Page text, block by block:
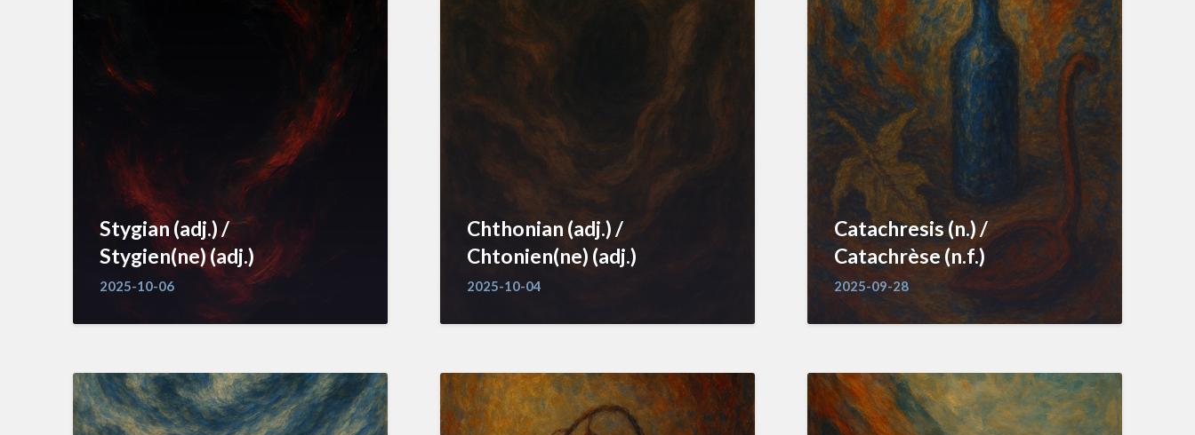
Stygian (adj.) /
Stygien(ne) (adj.)
2025-10-06
Chthonian (adj.) /
Chtonien(ne) (adj.)
2025-10-04
Catachresis (n.) /
Catachrèse (n.f.)
2025-09-28